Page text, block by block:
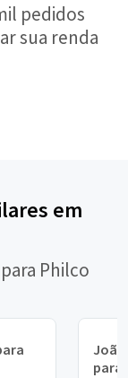
pedidos
sua renda
em
Philco
para